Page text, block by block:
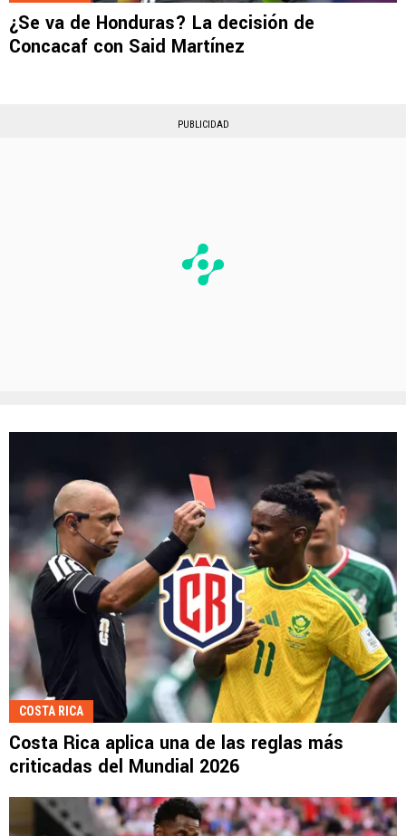
¿Se va de Honduras? La decisión de
Concacaf con Said Martínez
PUBLICIDAD
COSTA RICA
Costa Rica aplica una de las reglas más
criticadas del Mundial 2026